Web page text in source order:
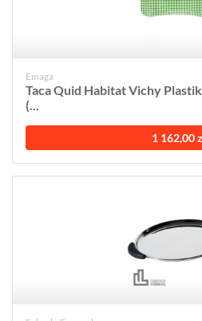
Emaga
Taca Quid Habitat Vichy
(...
1 162,00